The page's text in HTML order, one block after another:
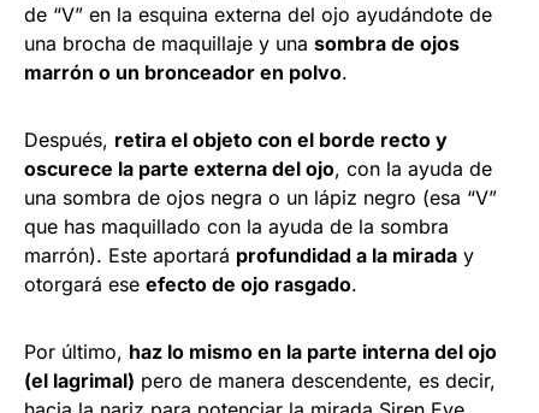
de “V” en la esquina externa del ojo ayudándote de
una brocha de maquillaje y una sombra de ojos
marrón o un bronceador en polvo.
Después, retira el objeto con el borde recto y
oscurece la parte externa del ojo, con la ayuda de
una sombra de ojos negra o un lápiz negro (esa “V”
que has maquillado con la ayuda de la sombra
marrón). Este aportará profundidad a la mirada y
otorgará ese efecto de ojo rasgado.
Por último, haz lo mismo en la parte interna del ojo
(el lagrimal) pero de manera descendente, es decir,